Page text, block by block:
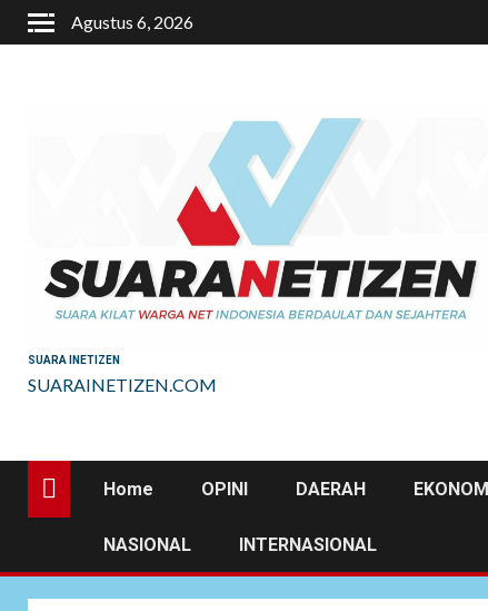
Skip
to
Agustus 6, 2026
SUARA INETIZEN
SUARAINETIZEN.COM
Home OPINI DAERAH
NASIONAL INTERNASIONAL